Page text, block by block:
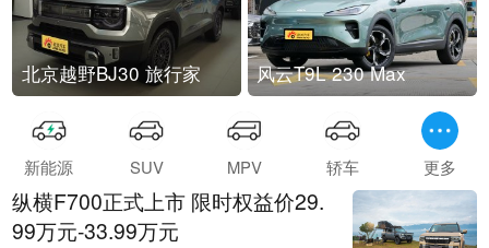
北京越野BJ30 旅行家 风云T9L 230 Max
新能源 SUV MPV 轿车 更多
纵横F700正式上市 限时权益价29.
99万元-33.99万元